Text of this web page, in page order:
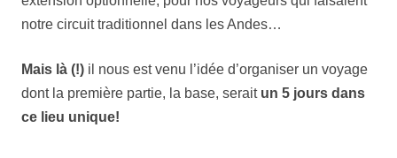
notre circuit traditionnel dans les Andes…
Mais là (!) il nous est venu l’idée d’organiser un voyage
dont la première partie, la base, serait un 5 jours dans
ce lieu unique!